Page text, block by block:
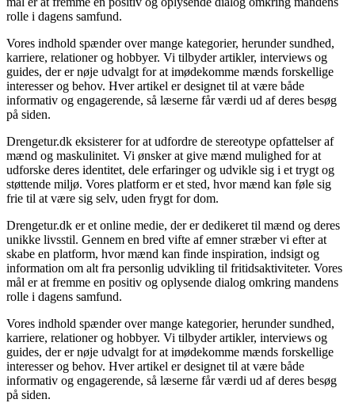
rolle i dagens samfund.
Vores indhold spænder over mange kategorier, herunder sundhed,
karriere, relationer og hobbyer. Vi tilbyder artikler, interviews og
guides, der er nøje udvalgt for at imødekomme mænds forskellige
interesser og behov. Hver artikel er designet til at være både
informativ og engagerende, så læserne får værdi ud af deres besøg
på siden.
Drengetur.dk eksisterer for at udfordre de stereotype opfattelser af
mænd og maskulinitet. Vi ønsker at give mænd mulighed for at
udforske deres identitet, dele erfaringer og udvikle sig i et trygt og
støttende miljø. Vores platform er et sted, hvor mænd kan føle sig
frie til at være sig selv, uden frygt for dom.
Drengetur.dk er et online medie, der er dedikeret til mænd og deres
unikke livsstil. Gennem en bred vifte af emner stræber vi efter at
skabe en platform, hvor mænd kan finde inspiration, indsigt og
information om alt fra personlig udvikling til fritidsaktiviteter. Vores
mål er at fremme en positiv og oplysende dialog omkring mandens
rolle i dagens samfund.
Vores indhold spænder over mange kategorier, herunder sundhed,
karriere, relationer og hobbyer. Vi tilbyder artikler, interviews og
guides, der er nøje udvalgt for at imødekomme mænds forskellige
interesser og behov. Hver artikel er designet til at være både
informativ og engagerende, så læserne får værdi ud af deres besøg
på siden.